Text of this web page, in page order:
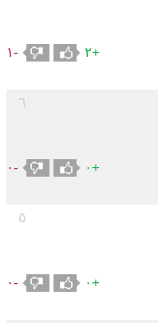
+٢ -١
٦
+٠ -٠
٥
+٠ -٠